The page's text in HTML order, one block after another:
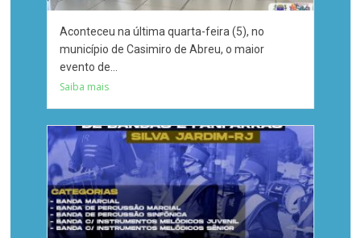
Aconteceu na última quarta-feira (5), no
município de Casimiro de Abreu, o maior
evento de...
Saiba mais